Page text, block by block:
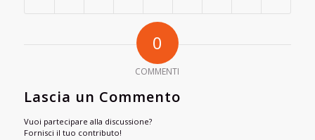
0
COMMENTI
Lascia un Commento
Vuoi partecipare alla discussione?
Fornisci il tuo contributo!